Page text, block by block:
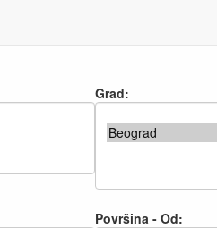
Grad:
Površina - Od: